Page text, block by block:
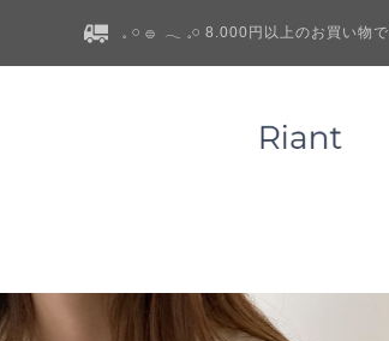
𓈒 𓏸 𓐍 𓂃 𓈒𓏸 8.000円以上のお買い物